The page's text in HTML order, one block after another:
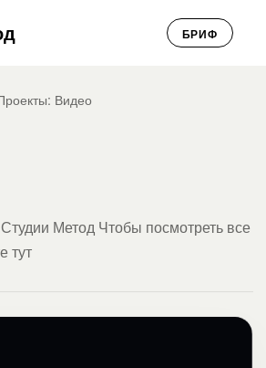
БРИФ
Видео
Метод Чтобы посмотреть все
тут